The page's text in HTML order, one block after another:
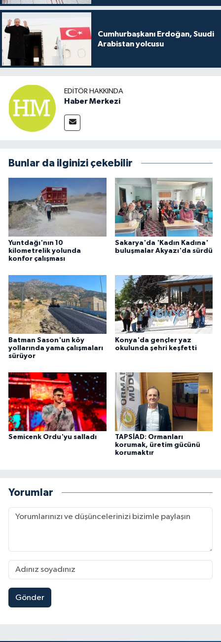
Cumhurbaşkanı Erdoğan, Suudi
Arabistan yolcusu
EDITÖR HAKKINDA
Haber Merkezi
Bunlar da ilginizi çekebilir
Yuntdağı'nın 10
kilometrelik yolunda
konfor çalışması
Sakarya'da 'Kadın Kadına'
buluşmalar Akyazı'da sürdü
Batman Sason'un köy
yollarında yama çalışmaları
sürüyor
Konya'da gençler yaz
okulunda şehri keşfetti
Semicenk Ordu'yu salladı
TAPSİAD: Ormanları
korumak, üretim gücünü
korumaktır
Yorumlar
Gönder